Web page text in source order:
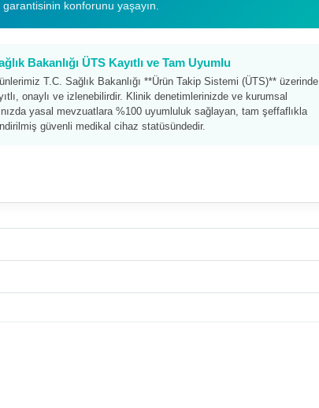
konforunu yaşayın.
Bakanlığı ÜTS Kayıtlı ve Tam Uyumlu
T.C. Sağlık Bakanlığı **Ürün Takip Sistemi (ÜTS)** üzerinde
onaylı ve izlenebilirdir. Klinik denetimlerinizde ve kurumsal
yasal mevzuatlara %100 uyumluluk sağlayan, tam şeffaflıkla
güvenli medikal cihaz statüsündedir.